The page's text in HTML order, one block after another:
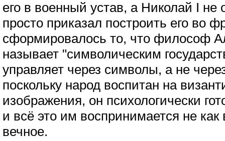
его в военный устав, а Николай I
просто приказал построить его во
сформировалось то, что философ
называет "символическим
управляет через символы, а не
поскольку народ воспитан на
изображения, он психологически
и всё это им воспринимается не как
вечное.